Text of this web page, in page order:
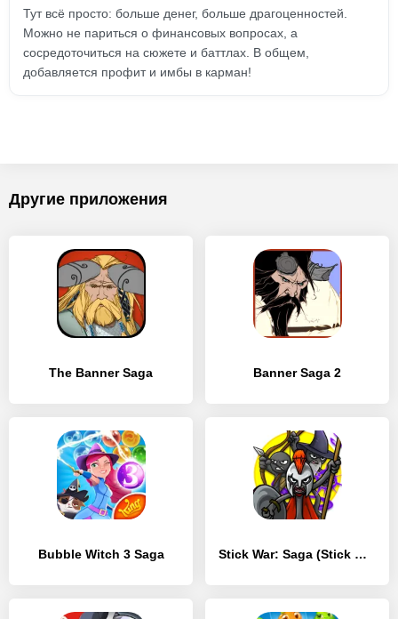
Тут всё просто: больше денег, больше драгоценностей.
Можно не париться о финансовых вопросах, а
сосредоточиться на сюжете и баттлах. В общем,
добавляется профит и имбы в карман!
Другие приложения
The Banner Saga Banner Saga 2
Bubble Witch 3 Saga Stick War: Saga (Stick War 3)